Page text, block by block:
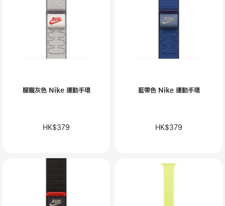
朦朧灰色 Nike 運動手環
HK$379
藍帶色 Nike 運動手環
HK$379